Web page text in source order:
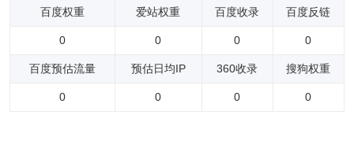
百度权重 爱站权重 百度收录 百度反链
0 0 0 0
百度预估流量 预估日均IP 360收录 搜狗权重
0 0 0 0